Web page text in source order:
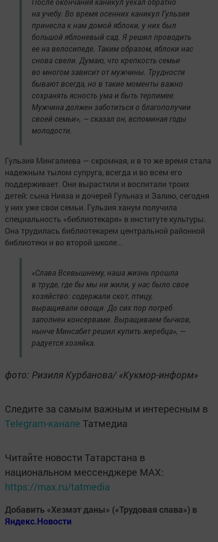
на учебу. Во время осенних каникул Гульзия
принесла к нам домой яблоки, у них был
большой яблоневый сад. Я решил проводить
ее на велосипеде. Таким образом, яблоки нас
снова свели. Думаю, что крепкость семьи
во многом зависит от мужчины. Трудности
бывают всегда, но в такие моменты важно
сохранять ясность ума и быть терпимее.
Мужчина должен заботиться о благополучии
своей семьи», — сказал он, вспоминая годы
молодости.
Гульзия Мингалиева — скромная, и в то же время стала
надежным тылом супруга, всегда и во всем его
поддерживает. Они вырастили и воспитали троих
детей: сына Нияза и дочерей Гульназ и Залию, сегодня
у них уже свои семьи. Гульзия ханум получила
специальность «библиотекаря» в институте культуры.
Она трудилась библиотекарем центральной районной
библиотеки и во второй школе...
«Слава Всевышнему, наша жизнь прошла
в труде, где бы мы ни жили, у нас было свое
хозяйство: содержали скот, птицу,
выращивали овощи. До сих пор погреб
заполнен консервами. Выращиваем бычков,
нынче Минсабит решил купить жеребца», —
радуется хозяйка.
фото: Ризиля Курбанова/ «Кукмор-информ»
Следите за самым важным и интересным в
Telegram-канале Татмедиа
Читайте новости Татарстана в
национальном мессенджере MАХ:
https://max.ru/tatmedia
Добавить «Хезмэт даны» («Трудовая слава») в
Яндекс.Новости